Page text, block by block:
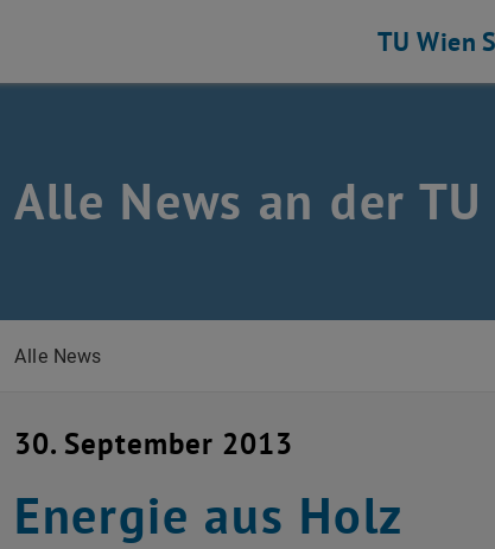
TU Wien
Alle News an der TU
Alle News
30. September 2013
Energie aus Holz